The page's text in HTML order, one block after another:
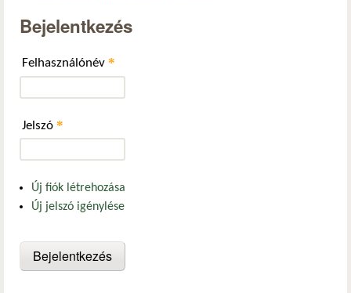
Bejelentkezés
Felhasználónév *
Jelszó *
Új fiók létrehozása
Új jelszó igénylése